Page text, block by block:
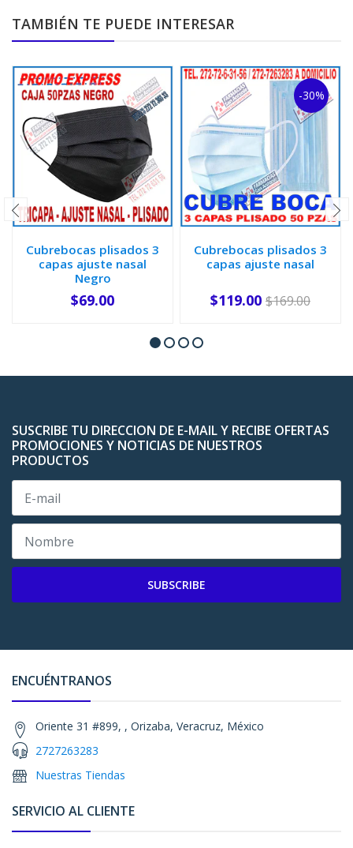
TAMBIÉN TE PUEDE INTERESAR
Cubrebocas plisados 3
capas ajuste nasal
Negro
+
$69.00
-30%
Cubrebocas plisados 3
capas ajuste nasal
+
$119.00 $169.00
SUSCRIBE TU DIRECCION DE E-MAIL Y RECIBE OFERTAS
PROMOCIONES Y NOTICIAS DE NUESTROS
PRODUCTOS
SUBSCRIBE
ENCUÉNTRANOS
Oriente 31 #899, , Orizaba, Veracruz, México
2727263283
Nuestras Tiendas
SERVICIO AL CLIENTE